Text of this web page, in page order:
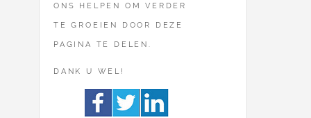
ONS HELPEN OM VERDER
TE GROEIEN DOOR DEZE
PAGINA TE DELEN.
DANK U WEL!